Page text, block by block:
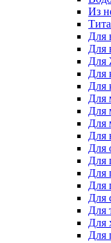
Из
Для
Для
Для
Для
Для
Для
Для
Для
Для
Для
Для
Для
Для
Для
Для
Для